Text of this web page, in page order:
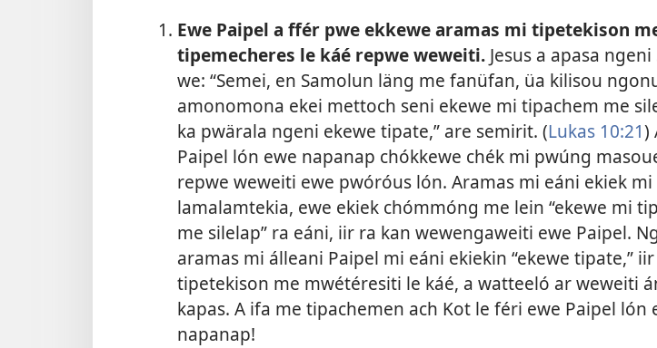
Ewe Paipel a ffér pwe ekkewe aramas mi tipetekison
tipemecheres le káé repwe weweiti.Jesus a apasa ngeni
we: “Semei, en Samolun läng me fanüfan, üa kilisou
amonomona ekei mettoch seni ekewe mi tipachem me
ka pwärala ngeni ekewe tipate,” are semirit. (Lukas 10:21)
Paipel lón ewe napanap chókkewe chék mi pwúng
repwe weweiti ewe pwóróus lón. Aramas mi eáni ekiek mi
lamalamtekia, ewe ekiek chómmóng me lein “ekewe mi
me silelap” ra eáni, iir ra kan wewengaweiti ewe Paipel.
aramas mi álleani Paipel mi eáni ekiekin “ekewe tipate,”
tipetekison me mwétéresiti le káé, a watteeló ar weweiti
kapas. A ifa me tipachemen ach Kot le féri ewe Paipel lón
napanap!